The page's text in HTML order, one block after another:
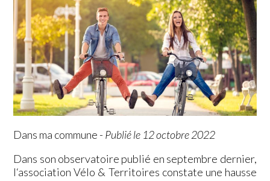
Dans ma commune - Publié le 12 octobre 2022
Dans son observatoire publié en septembre dernier,
l‘association Vélo & Territoires constate une hausse